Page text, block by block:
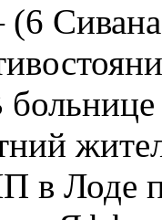
Сивана
в Лоде